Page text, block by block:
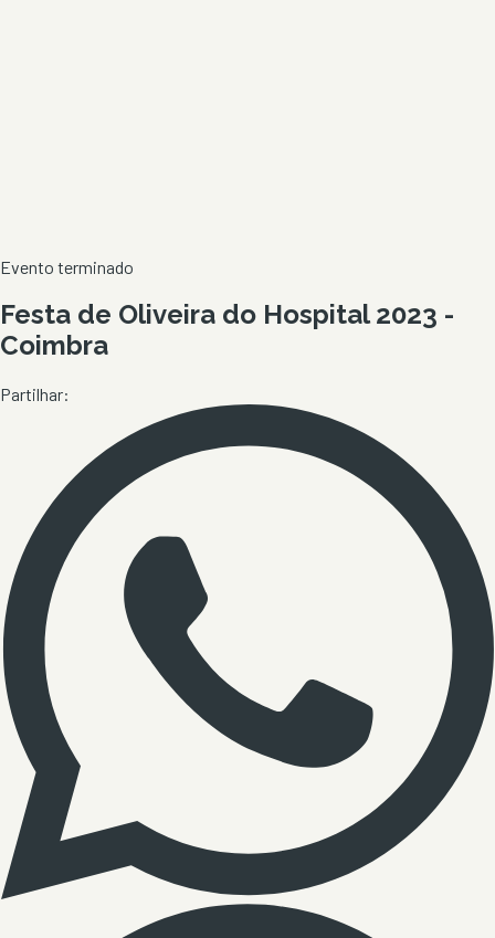
Evento terminado
Festa de Oliveira do Hospital 2023 -
Coimbra
Partilhar: